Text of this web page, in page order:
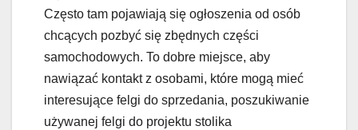
Często tam pojawiają się ogłoszenia od osób
chcących pozbyć się zbędnych części
samochodowych. To dobre miejsce, aby
nawiązać kontakt z osobami, które mogą mieć
interesujące felgi do sprzedania, poszukiwanie
używanej felgi do projektu stolika